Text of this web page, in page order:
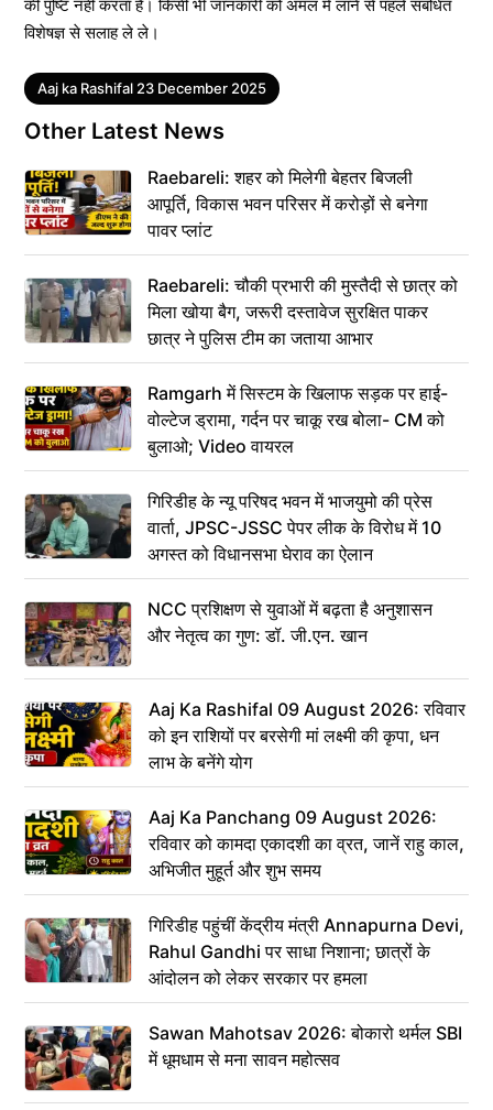
की पुष्टि नहीं करता है। किसी भी जानकारी को अमल में लाने से पहले संबंधित
विशेषज्ञ से सलाह ले ले।
Tags
Aaj ka Rashifal 23 December 2025
Other Latest News
Raebareli: शहर को मिलेगी बेहतर बिजली
आपूर्ति, विकास भवन परिसर में करोड़ों से बनेगा
पावर प्लांट
Raebareli: चौकी प्रभारी की मुस्तैदी से छात्र को
मिला खोया बैग, जरूरी दस्तावेज सुरक्षित पाकर
छात्र ने पुलिस टीम का जताया आभार
Ramgarh में सिस्टम के खिलाफ सड़क पर हाई-
वोल्टेज ड्रामा, गर्दन पर चाकू रख बोला- CM को
बुलाओ; Video वायरल
गिरिडीह के न्यू परिषद भवन में भाजयुमो की प्रेस
वार्ता, JPSC-JSSC पेपर लीक के विरोध में 10
अगस्त को विधानसभा घेराव का ऐलान
NCC प्रशिक्षण से युवाओं में बढ़ता है अनुशासन
और नेतृत्व का गुण: डॉ. जी.एन. खान
Aaj Ka Rashifal 09 August 2026: रविवार
को इन राशियों पर बरसेगी मां लक्ष्मी की कृपा, धन
लाभ के बनेंगे योग
Aaj Ka Panchang 09 August 2026:
रविवार को कामदा एकादशी का व्रत, जानें राहु काल,
अभिजीत मुहूर्त और शुभ समय
गिरिडीह पहुंचीं केंद्रीय मंत्री Annapurna Devi,
Rahul Gandhi पर साधा निशाना; छात्रों के
आंदोलन को लेकर सरकार पर हमला
Sawan Mahotsav 2026: बोकारो थर्मल SBI
में धूमधाम से मना सावन महोत्सव